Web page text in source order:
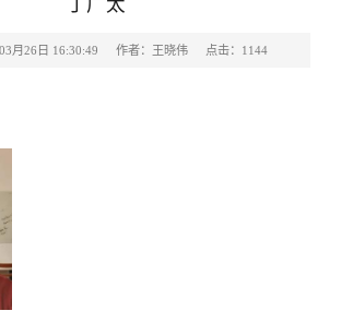
月26日 16:30:49 作者：王晓伟 点击： 1144